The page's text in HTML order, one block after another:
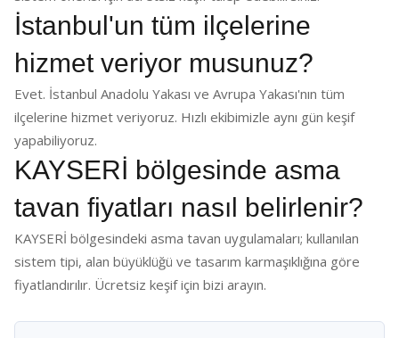
İstanbul'un tüm ilçelerine
hizmet veriyor musunuz?
Evet. İstanbul Anadolu Yakası ve Avrupa Yakası'nın tüm
ilçelerine hizmet veriyoruz. Hızlı ekibimizle aynı gün keşif
yapabiliyoruz.
KAYSERİ bölgesinde asma
tavan fiyatları nasıl belirlenir?
KAYSERİ bölgesindeki asma tavan uygulamaları; kullanılan
sistem tipi, alan büyüklüğü ve tasarım karmaşıklığına göre
fiyatlandırılır. Ücretsiz keşif için bizi arayın.